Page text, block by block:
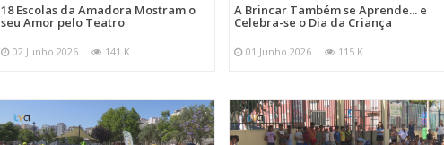
18 Escolas da Amadora Mostram o
seu Amor pelo Teatro
02 Junho 2026 141 K
A Brincar Também se Aprende... e
Celebra-se o Dia da Criança
01 Junho 2026 115 K